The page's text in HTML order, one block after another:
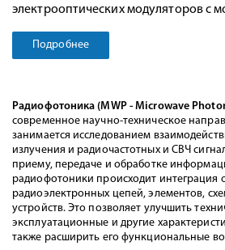
электрооптических модуляторов с
Подробнее
Радиофотоника (MWP - Microwave
современное научно-техническое
занимается исследованием
излучения и радиочастотных и СВЧ
приему, передаче и обработке
радиофотоники происходит интеграция
радиоэлектронных цепей, элементов,
устройств. Это позволяет улучшить
эксплуатационные и другие
также расширить его функциональные